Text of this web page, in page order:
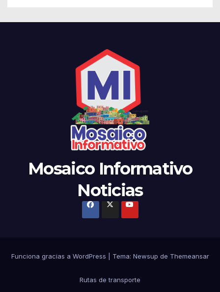
Mosaico Informativo
Noticias
Funciona gracias a WordPress Tema: Newsup de Themeansar
Rutas de transporte